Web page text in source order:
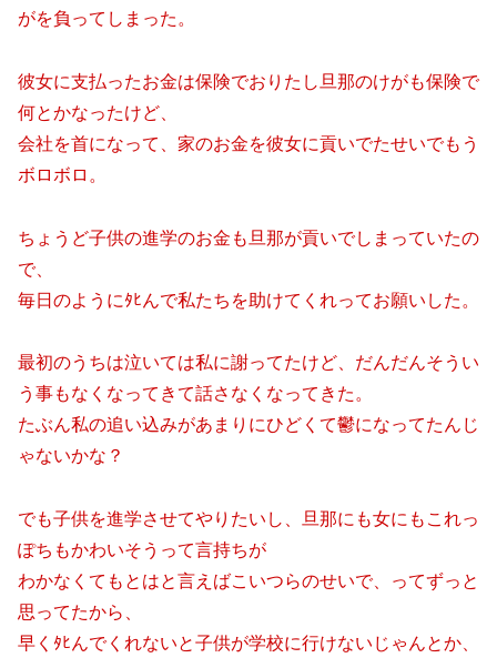
がを負ってしまった。
彼女に支払ったお金は保険でおりたし旦那のけがも保険で
何とかなったけど、
会社を首になって、家のお金を彼女に貢いでたせいでもう
ボロボロ。
ちょうど子供の進学のお金も旦那が貢いでしまっていたの
で、
毎日のようにﾀﾋんで私たちを助けてくれってお願いした。
最初のうちは泣いては私に謝ってたけど、だんだんそうい
う事もなくなってきて話さなくなってきた。
たぶん私の追い込みがあまりにひどくて鬱になってたんじ
ゃないかな？
でも子供を進学させてやりたいし、旦那にも女にもこれっ
ぽちもかわいそうって言持ちが
わかなくてもとはと言えばこいつらのせいで、ってずっと
思ってたから、
早くﾀﾋんでくれないと子供が学校に行けないじゃんとか、